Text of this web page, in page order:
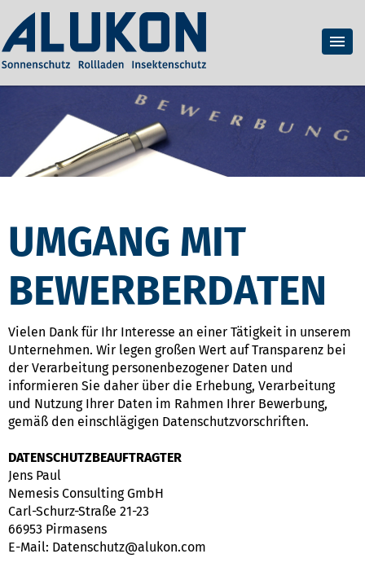
UMGANG MIT
BEWERBERDATEN
Vielen Dank für Ihr Interesse an einer Tätigkeit in unserem
Unternehmen. Wir legen großen Wert auf Transparenz bei
der Verarbeitung personenbezogener Daten und
informieren Sie daher über die Erhebung, Verarbeitung
und Nutzung Ihrer Daten im Rahmen Ihrer Bewerbung,
gemäß den einschlägigen Datenschutzvorschriften.
DATENSCHUTZBEAUFTRAGTER
Jens Paul
Nemesis Consulting GmbH
Carl-Schurz-Straße 21-23
66953 Pirmasens
E-Mail: Datenschutz@alukon.com